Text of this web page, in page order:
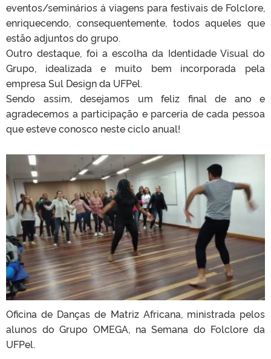
eventos/seminários á viagens para festivais de Folclore,
enriquecendo, consequentemente, todos aqueles que
estão adjuntos do grupo.
Outro destaque, foi a escolha da Identidade Visual do
Grupo, idealizada e muito bem incorporada pela
empresa Sul Design da UFPel.
Sendo assim, desejamos um feliz final de ano e
agradecemos a participação e parceria de cada pessoa
que esteve conosco neste ciclo anual!
Oficina de Danças de Matriz Africana, ministrada pelos
alunos do Grupo OMEGA, na Semana do Folclore da
UFPel.